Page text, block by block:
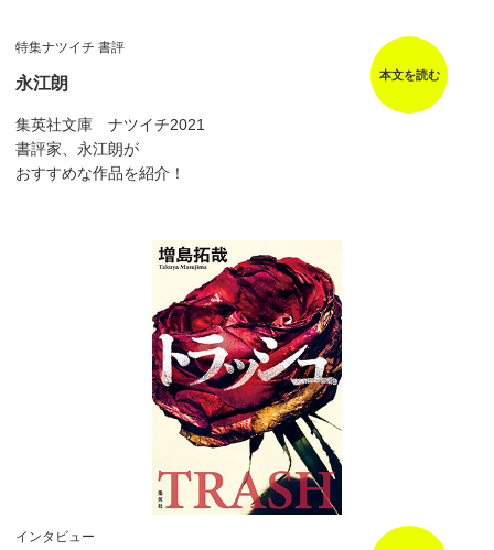
特集ナツイチ 書評
永江朗
集英社文庫 ナツイチ2021
書評家、永江朗が
おすすめな作品を紹介！
本文を読む
インタビュー